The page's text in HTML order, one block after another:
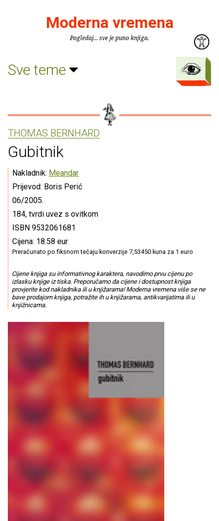
Moderna vremena
Pogledaj... sve je puno knjiga.
Sve teme
THOMAS BERNHARD
Gubitnik
Nakladnik: Meandar
Prijevod: Boris Perić
06/2005.
184, tvrdi uvez s ovitkom
ISBN 9532061681
Cijena: 18.58 eur
Preračunato po fiksnom tečaju konverzije 7,53450 kuna za 1 euro
Cijene knjiga su informativnog karaktera, navodimo prvu cijenu po
izlasku knjige iz tiska. Preporučamo da cijene i dostupnost knjiga
provjerite kod nakladnika ili u knjižarama! Moderna vremena više se ne
bave prodajom knjiga, potražite ih u knjižarama, antikvarijatima ili u
knjižnicama.